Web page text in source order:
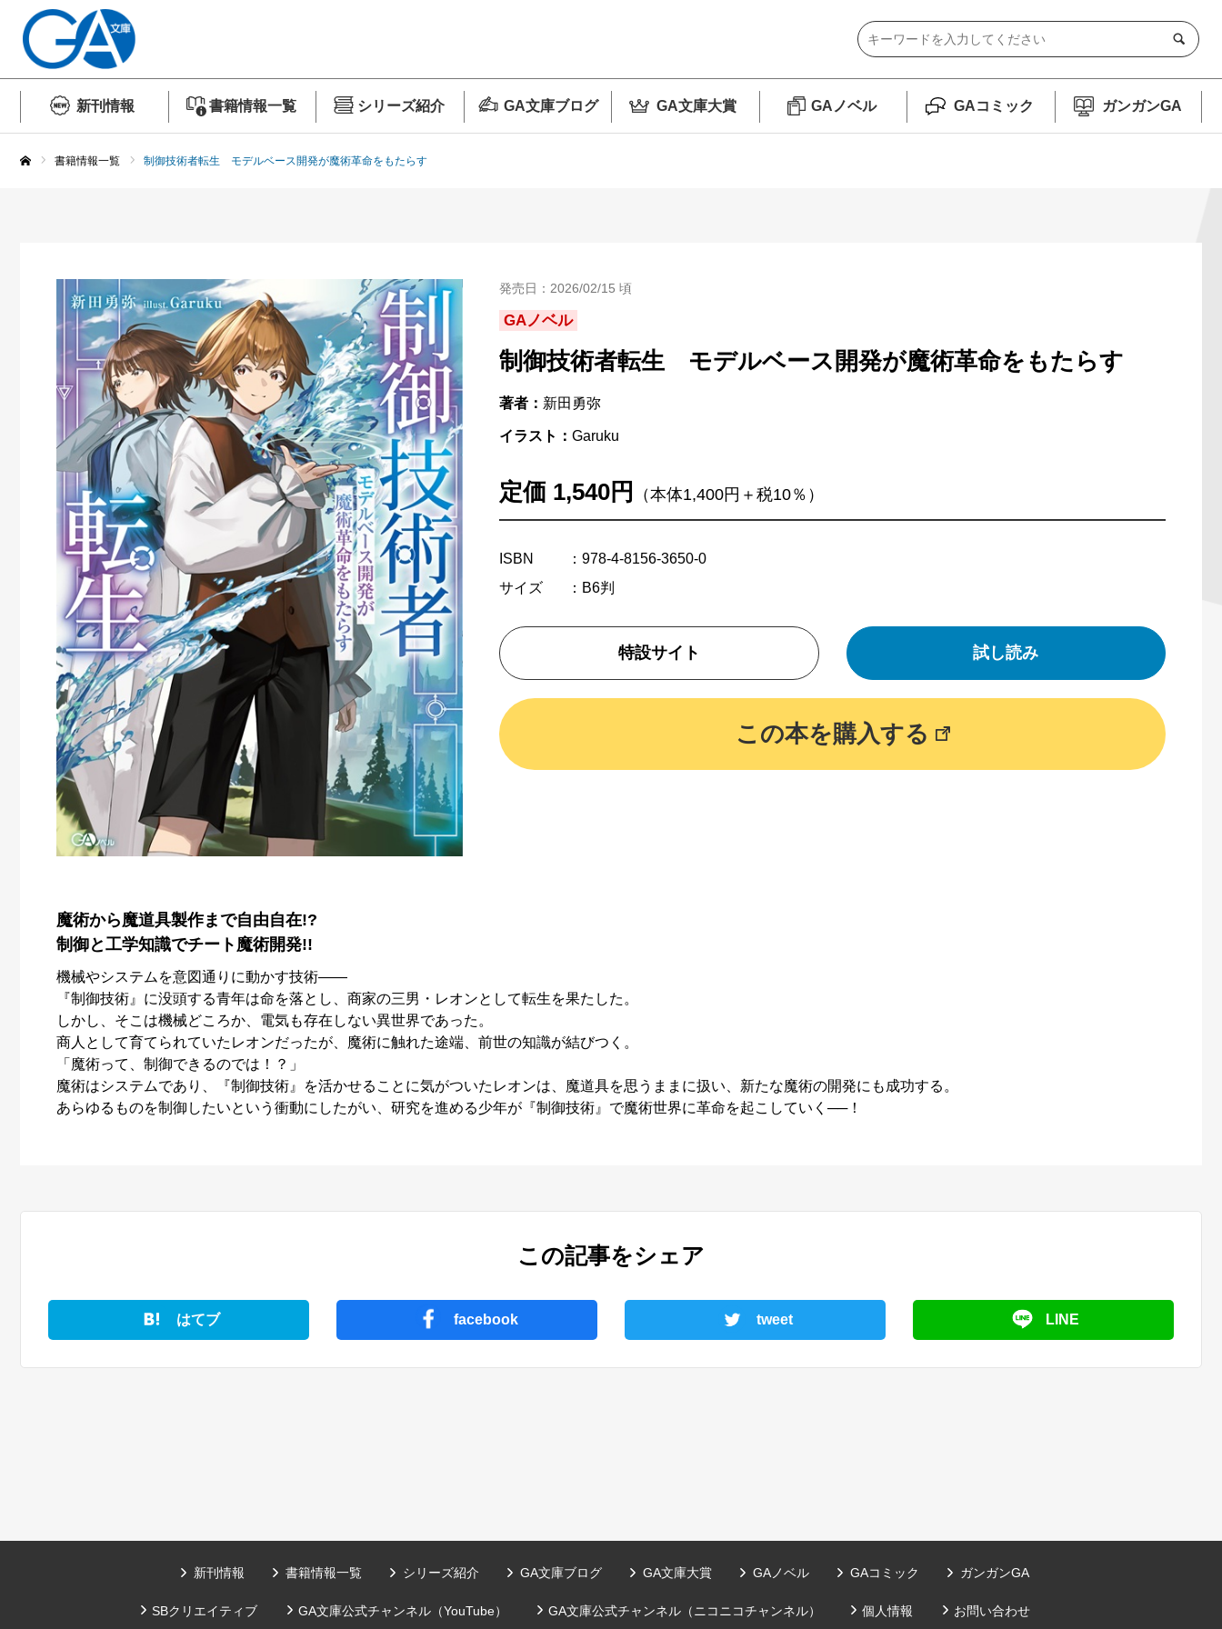
新刊情報 書籍情報一覧 シリーズ紹介 GA文庫ブログ GA文庫大賞 GAノベル GAコミック ガンガンGA
書籍情報一覧 制御技術者転生 モデルベース開発が魔術革命をもたらす
発売日：2026/02/15 頃
GAノベル
制御技術者転生 モデルベース開発が魔術革命をもたらす
著者： 新田勇弥
イラスト： Garuku
定価 1,540円 （本体1,400円＋税10％）
ISBN
：978-4-8156-3650-0
サイズ
：B6判
特設サイト 試し読み
この本を購入する
魔術から魔道具製作まで自由自在!?
制御と工学知識でチート魔術開発!!
機械やシステムを意図通りに動かす技術――
『制御技術』に没頭する青年は命を落とし、商家の三男・レオンとして転生を果たした。
しかし、そこは機械どころか、電気も存在しない異世界であった。
商人として育てられていたレオンだったが、魔術に触れた途端、前世の知識が結びつく。
「魔術って、制御できるのでは！？」
魔術はシステムであり、『制御技術』を活かせることに気がついたレオンは、魔道具を思うままに扱い、新たな魔術の開発にも成功する。
あらゆるものを制御したいという衝動にしたがい、研究を進める少年が『制御技術』で魔術世界に革命を起こしていく──！
この記事をシェア
はてブ facebook tweet LINE
新刊情報 書籍情報一覧 シリーズ紹介 GA文庫ブログ GA文庫大賞 GAノベル GAコミック ガンガンGA
SBクリエイティブ GA文庫公式チャンネル（YouTube） GA文庫公式チャンネル（ニコニコチャンネル） 個人情報 お問い合わせ